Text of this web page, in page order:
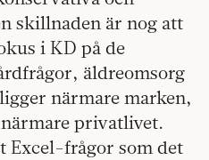
skillnaden är nog att
i KD på de
äldreomsorg
närmare marken,
privatlivet.
Excel-frågor som det